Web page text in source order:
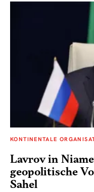
KONTINENTALE
Lavrov in
geopolitische
Sahel